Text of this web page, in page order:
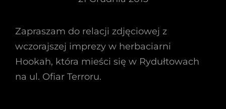
Zapraszam do relacji zdjęciowej z
wczorajszej imprezy w herbaciarni
Hookah, która mieści się w Rydułtowach
na ul. Ofiar Terroru.